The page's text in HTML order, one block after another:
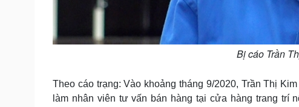
Bị cáo Trần
Theo cáo trạng: Vào khoảng tháng 9/2020, Trần Thị
làm nhân viên tư vấn bán hàng tại cửa hàng trang trí